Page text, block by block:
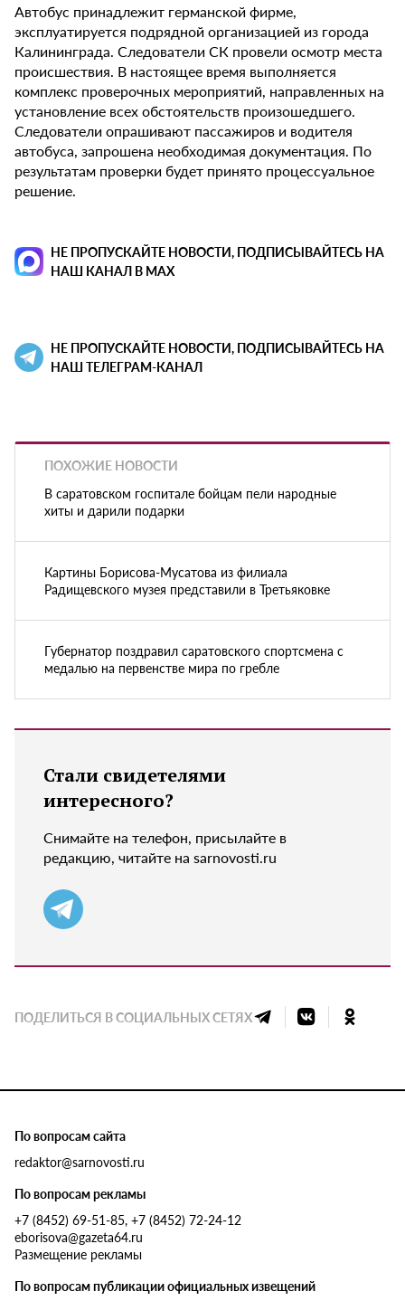
Автобус принадлежит германской фирме,
эксплуатируется подрядной организацией из города
Калининграда. Следователи СК провели осмотр места
происшествия. В настоящее время выполняется
комплекс проверочных мероприятий, направленных на
установление всех обстоятельств произошедшего.
Следователи опрашивают пассажиров и водителя
автобуса, запрошена необходимая документация. По
результатам проверки будет принято процессуальное
решение.
НЕ ПРОПУСКАЙТЕ НОВОСТИ, ПОДПИСЫВАЙТЕСЬ НА
НАШ КАНАЛ В MAX
НЕ ПРОПУСКАЙТЕ НОВОСТИ, ПОДПИСЫВАЙТЕСЬ НА
НАШ ТЕЛЕГРАМ-КАНАЛ
ПОХОЖИЕ НОВОСТИ
В саратовском госпитале бойцам пели народные
хиты и дарили подарки
Картины Борисова-Мусатова из филиала
Радищевского музея представили в Третьяковке
Губернатор поздравил саратовского спортсмена с
медалью на первенстве мира по гребле
Стали свидетелями
интересного?
Снимайте на телефон, присылайте в
редакцию, читайте на sarnovosti.ru
ПОДЕЛИТЬСЯ В СОЦИАЛЬНЫХ СЕТЯХ
По вопросам сайта
redaktor@sarnovosti.ru
По вопросам рекламы
+7 (8452) 69-51-85, +7 (8452) 72-24-12
eborisova@gazeta64.ru
Размещение рекламы
По вопросам публикации официальных извещений